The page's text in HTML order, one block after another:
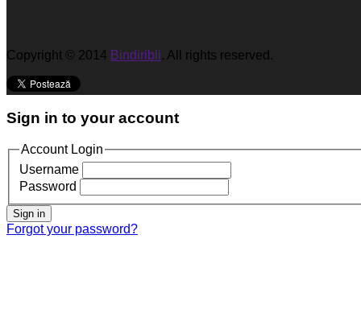
Copyright © 2014 Bindiribli. All rights reserved.
Sign in to your account
Account Login
Username
Password
Sign in
Forgot your password?